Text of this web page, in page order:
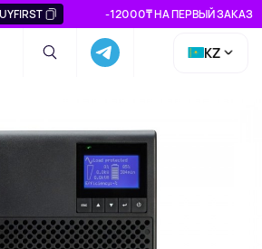
-12000₸ НА ПЕРВЫЙ ЗАКАЗ
KZ